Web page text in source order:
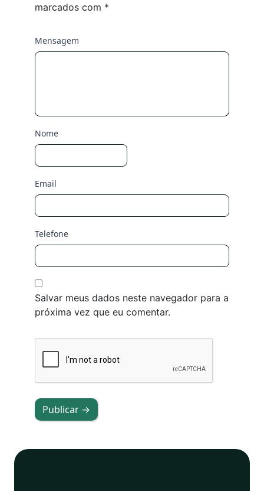
marcados com *
Mensagem
Nome
Email
Telefone
Salvar meus dados neste navegador para a
próxima vez que eu comentar.
Publicar →